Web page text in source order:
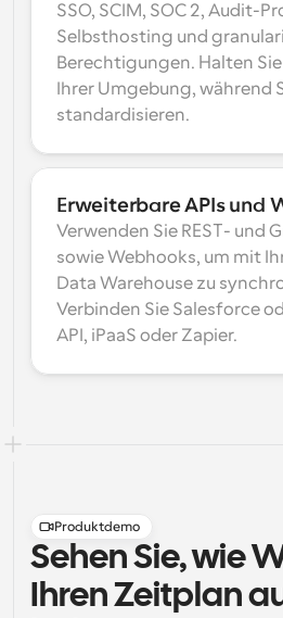
SSO, SCIM, SOC 2, Audit-
Selbsthosting und
Berechtigungen. Halten
Ihrer Umgebung, während
standardisieren.
Erweiterbare APIs und
Verwenden Sie REST- und
sowie Webhooks, um mit
Data Warehouse zu
Verbinden Sie Salesforce
API, iPaaS oder Zapier.
Produktdemo
Sehen Sie, wie
Ihren Zeitplan